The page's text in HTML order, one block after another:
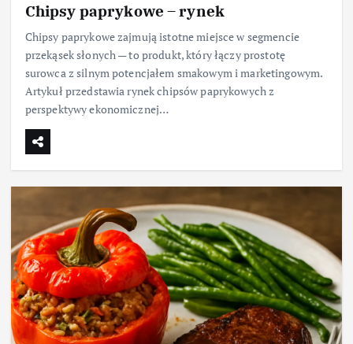
Chipsy paprykowe – rynek
Chipsy paprykowe zajmują istotne miejsce w segmencie
przekąsek słonych — to produkt, który łączy prostotę
surowca z silnym potencjałem smakowym i marketingowym.
Artykuł przedstawia rynek chipsów paprykowych z
perspektywy ekonomicznej…